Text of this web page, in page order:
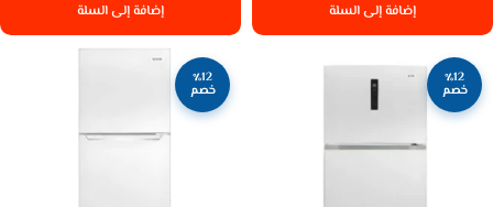
إضافة إلى السلة إضافة إلى السلة
٪12
خصم
٪12
خصم